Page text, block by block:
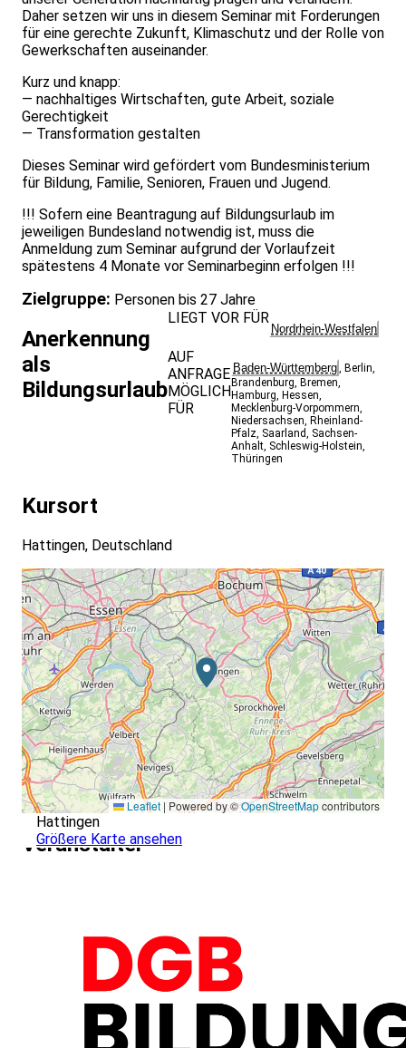
Daher setzen wir uns in diesem Seminar mit Forderungen
für eine gerechte Zukunft, Klimaschutz und der Rolle von
Gewerkschaften auseinander.
Kurz und knapp:
— nachhaltiges Wirtschaften, gute Arbeit, soziale
Gerechtigkeit
— Transformation gestalten
Dieses Seminar wird gefördert vom Bundesministerium
für Bildung, Familie, Senioren, Frauen und Jugend.
!!! Sofern eine Beantragung auf Bildungsurlaub im
jeweiligen Bundesland notwendig ist, muss die
Anmeldung zum Seminar aufgrund der Vorlaufzeit
spätestens 4 Monate vor Seminarbeginn erfolgen !!!
Zielgruppe: Personen bis 27 Jahre
Anerkennung
als
Bildungsurlaub
LIEGT VOR FÜR
Nordrhein-Westfalen
AUF
ANFRAGE
MÖGLICH
FÜR
Baden-Württemberg Berlin
Brandenburg Bremen
Hamburg Hessen
Mecklenburg-Vorpommern
Niedersachsen Rheinland-
Pfalz Saarland
Sachsen-
Anhalt Schleswig-Holstein
Thüringen
Kursort
Hattingen, Deutschland
Leaflet | Powered by ©OpenStreetMapcontributors
Hattingen
Größere Karte ansehen
Veranstalter